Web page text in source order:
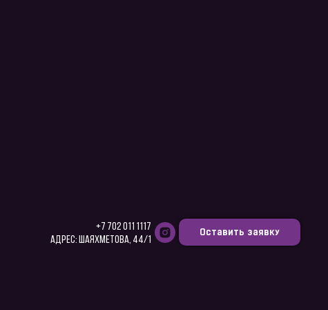
+7 702 011 1117
Адрес: Шаяхметова, 44/1
Оставить заявку